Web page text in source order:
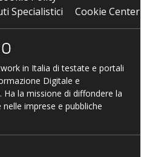
Specialistici
Cookie Center
in Italia di testate e portali
Digitale e
Ha la missione di diffondere la
imprese e pubbliche